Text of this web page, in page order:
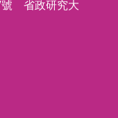
度「建築
類乙級技
號 省政研究大